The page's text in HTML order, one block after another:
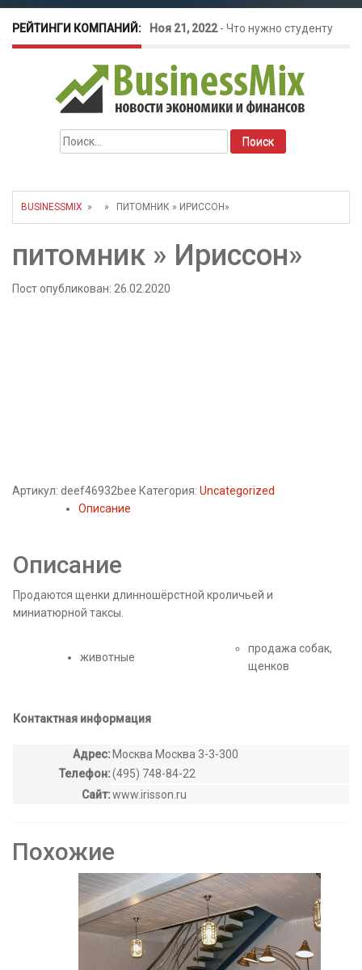
РЕЙТИНГИ КОМПАНИЙ: Ноя 21, 2022- Что нужно студенту
для открытия бизнеса?
Окт 26, 2022-Телефония для
amoCRM: лучшие инструменты для
бизнеса
как защитить свой бизнес?
Найти:
BUSINESSMIX » » ПИТОМНИК » ИРИССОН»
питомник » Ириссон»
Пост опубликован: 26.02.2020
Артикул: deef46932bee Категория: Uncategorized
Описание
Описание
Продаются щенки длинношёрстной кроличьей и
миниатюрной таксы.
животные
продажа собак,
щенков
Контактная информация
Адрес: Москва Москва 3-3-300
Телефон:(495) 748-84-22
Сайт:www.irisson.ru
Похожие